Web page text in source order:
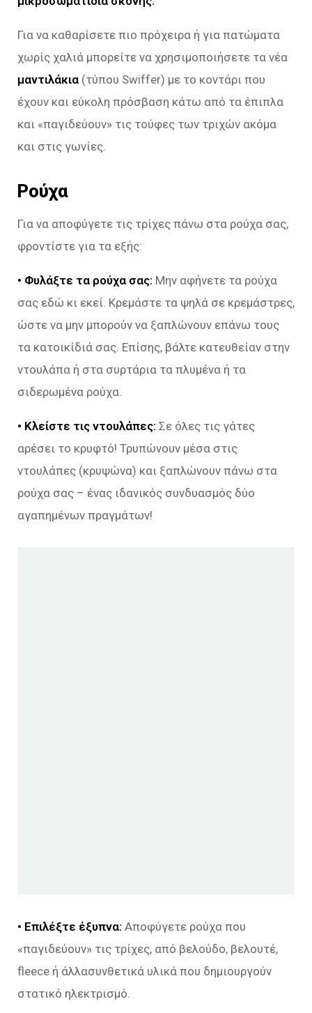
Για να καθαρίσετε πιο πρόχειρα ή για πατώματα
χωρίς χαλιά μπορείτε να χρησιμοποιήσετε τα νέα
μαντιλάκια (τύπου Swiffer) με το κοντάρι που
έχουν και εύκολη πρόσβαση κάτω από τα έπιπλα
και «παγιδεύουν» τις τούφες των τριχών ακόμα
και στις γωνίες.
Ρούχα
Για να αποφύγετε τις τρίχες πάνω στα ρούχα σας,
φροντίστε για τα εξής:
• Φυλάξτε τα ρούχα σας: Μην αφήνετε τα ρούχα
σας εδώ κι εκεί. Κρεμάστε τα ψηλά σε κρεμάστρες,
ώστε να μην μπορούν να ξαπλώνουν επάνω τους
τα κατοικίδιά σας. Επίσης, βάλτε κατευθείαν στην
ντουλάπα ή στα συρτάρια τα πλυμένα ή τα
σιδερωμένα ρούχα.
• Κλείστε τις ντουλάπες: Σε όλες τις γάτες
αρέσει το κρυφτό! Τρυπώνουν μέσα στις
ντουλάπες (κρυψώνα) και ξαπλώνουν πάνω στα
ρούχα σας – ένας ιδανικός συνδυασμός δύο
αγαπημένων πραγμάτων!
• Επιλέξτε έξυπνα: Αποφύγετε ρούχα που
«παγιδεύουν» τις τρίχες, από βελούδο, βελουτέ,
fleece ή άλλασυνθετικά υλικά που δημιουργούν
στατικό ηλεκτρισμό.